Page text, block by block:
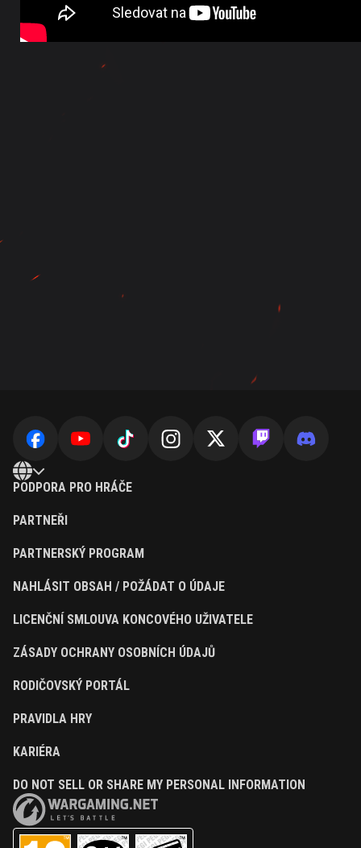
PODPORA PRO HRÁČE
PARTNEŘI
PARTNERSKÝ PROGRAM
NAHLÁSIT OBSAH / POŽÁDAT O ÚDAJE
LICENČNÍ SMLOUVA KONCOVÉHO UŽIVATELE
ZÁSADY OCHRANY OSOBNÍCH ÚDAJŮ
RODIČOVSKÝ PORTÁL
PRAVIDLA HRY
KARIÉRA
DO NOT SELL OR SHARE MY PERSONAL INFORMATION